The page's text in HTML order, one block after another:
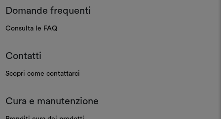
Domande frequenti
Consulta le FAQ
Contatti
Scopri come contattarci
Cura e manutenzione